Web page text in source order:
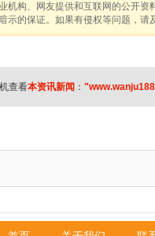
机构、网友提供和互联网的公开
示的保证。如果有侵权等问题，
查看本资讯新闻 ：